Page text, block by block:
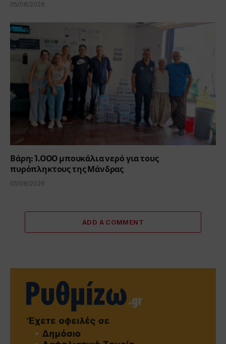
05/08/2026
Βάρη: 1.000 μπουκάλια νερό για τους
πυρόπληκτους της Μάνδρας
05/08/2026
ADD A COMMENT